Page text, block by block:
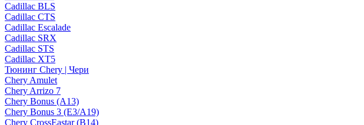
Cadillac BLS
Cadillac CTS
Cadillac Escalade
Cadillac SRX
Cadillac STS
Cadillac XT5
Тюнинг Chery | Чери
Chery Amulet
Chery Arrizo 7
Chery Bonus (A13)
Chery Bonus 3 (E3/A19)
Chery CrossEastar (B14)